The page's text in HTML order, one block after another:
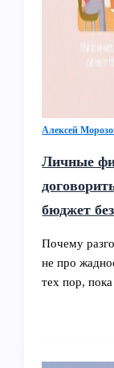
Алексей
Личные
бюджет
Почему
не про
тех пор,